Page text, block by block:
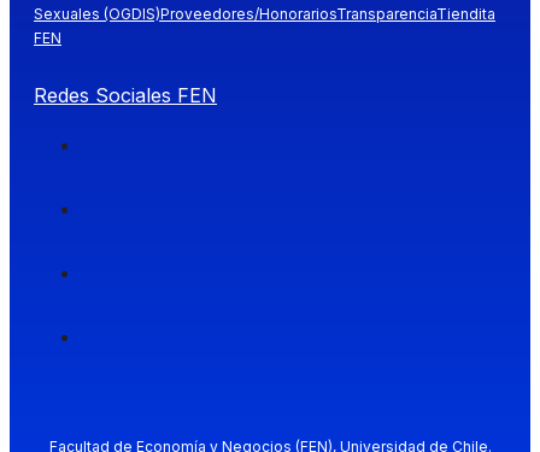
Sexuales (OGDIS)Proveedores/HonorariosTransparenciaTiendita
FEN
Redes Sociales FEN
Facultad de Economía y Negocios (FEN), Universidad de Chile.